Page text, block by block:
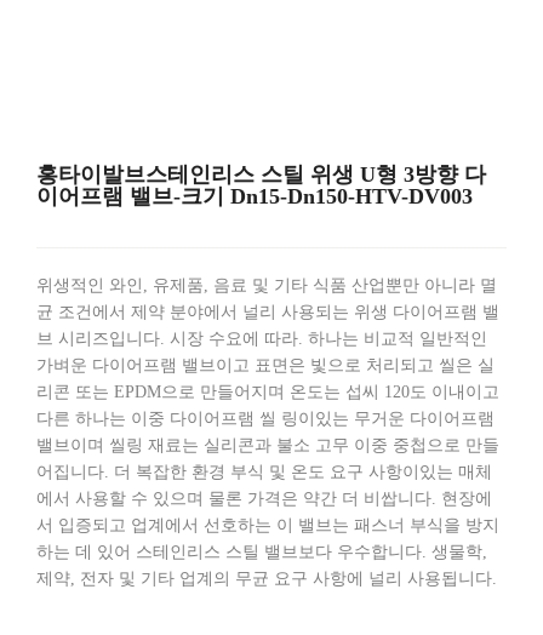
홍타이발브스테인리스 스틸 위생 U형 3방향 다
이어프램 밸브-크기 Dn15-Dn150-HTV-DV003
위생적인 와인, 유제품, 음료 및 기타 식품 산업뿐만 아니라 멸
균 조건에서 제약 분야에서 널리 사용되는 위생 다이어프램 밸
브 시리즈입니다. 시장 수요에 따라. 하나는 비교적 일반적인
가벼운 다이어프램 밸브이고 표면은 빛으로 처리되고 씰은 실
리콘 또는 EPDM으로 만들어지며 온도는 섭씨 120도 이내이고
다른 하나는 이중 다이어프램 씰 링이있는 무거운 다이어프램
밸브이며 씰링 재료는 실리콘과 불소 고무 이중 중첩으로 만들
어집니다. 더 복잡한 환경 부식 및 온도 요구 사항이있는 매체
에서 사용할 수 있으며 물론 가격은 약간 더 비쌉니다. 현장에
서 입증되고 업계에서 선호하는 이 밸브는 패스너 부식을 방지
하는 데 있어 스테인리스 스틸 밸브보다 우수합니다. 생물학,
제약, 전자 및 기타 업계의 무균 요구 사항에 널리 사용됩니다.